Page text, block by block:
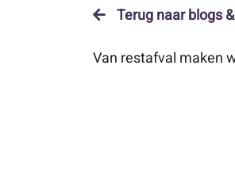
Terug naar blogs
Van restafval maken